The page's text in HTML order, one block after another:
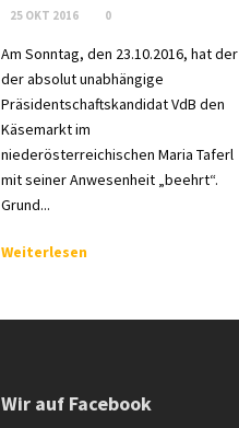
25 OKT 2016 0
Am Sonntag, den 23.10.2016, hat der
der absolut unabhängige
Präsidentschaftskandidat VdB den
Käsemarkt im
niederösterreichischen Maria Taferl
mit seiner Anwesenheit „beehrt“.
Grund...
Weiterlesen
Wir auf Facebook